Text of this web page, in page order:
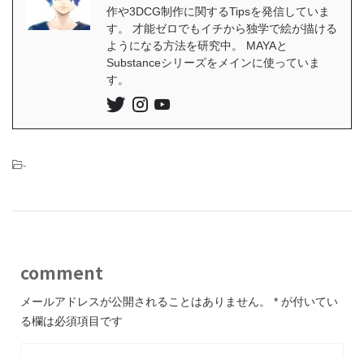
作や3DCG制作に関するTipsを発信していま
す。 才能ゼロでもイチから独学で絵が描ける
ようになる方法を研究中。 MAYAと
Substanceシリーズをメインに使っていま
す。
-
comment
メールアドレスが公開されることはありません。 * が付いてい
る欄は必須項目です